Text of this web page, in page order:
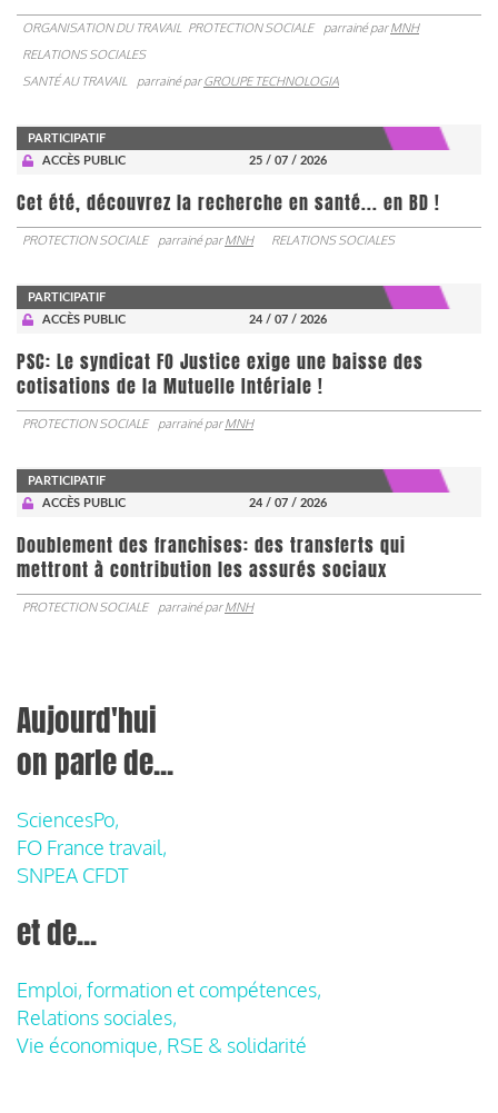
ORGANISATION DU TRAVAIL PROTECTION SOCIALE parrainé parMNH
RELATIONS SOCIALES
SANTÉ AU TRAVAIL
parrainé parGROUPE TECHNOLOGIA
PARTICIPATIF
ACCÈS PUBLIC
25 / 07 / 2026
Cet été, découvrez la recherche en santé... en BD !
PROTECTION SOCIALE parrainé parMNH RELATIONS SOCIALES
PARTICIPATIF
ACCÈS PUBLIC
24 / 07 / 2026
PSC: Le syndicat FO Justice exige une baisse des
cotisations de la Mutuelle Intériale !
PROTECTION SOCIALE parrainé parMNH
PARTICIPATIF
ACCÈS PUBLIC
24 / 07 / 2026
Doublement des franchises: des transferts qui
mettront à contribution les assurés sociaux
PROTECTION SOCIALE parrainé parMNH
Aujourd'hui
on parle de...
SciencesPo,
FO France travail,
SNPEA CFDT
et de...
Emploi, formation et compétences,
Relations sociales,
Vie économique, RSE & solidarité